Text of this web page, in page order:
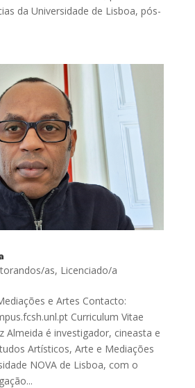
da Universidade de Lisboa, pós-
as, Licenciado/a
e Artes Contacto:
Curriculum Vitae
Almeida é investigador, cineasta e
Artísticos, Arte e Mediações
NOVA de Lisboa, com o